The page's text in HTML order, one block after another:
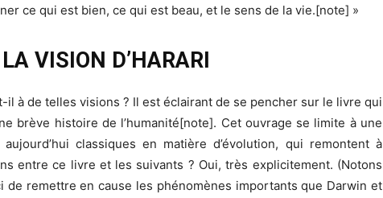
ce qui est bien, ce qui est beau, et le sens de la vie.[note] »
VISION D’HARARI
à de telles visions ? Il est éclairant de se pencher sur le livre qui
brève histoire de l’humanité[note]. Cet ouvrage se limite à une
classiques en matière d’évolution, qui remontent à
entre ce livre et les suivants ? Oui, très explicitement. (Notons
de remettre en cause les phénomènes importants que Darwin et